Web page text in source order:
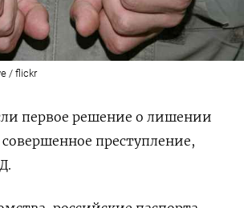
/ flickr
первое решение о лишении
преступление,